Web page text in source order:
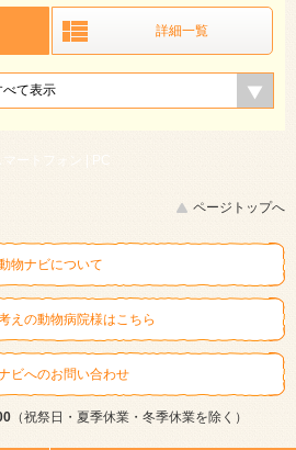
詳細一覧
マートフォン |
ページトップへ
物ナビについて
えの動物病院様はこちら
ビへのお問い合わせ
（祝祭日・夏季休業・冬季休業を除く）